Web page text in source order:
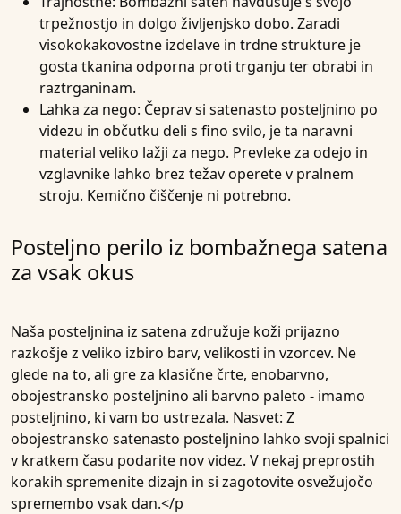
trpežnostjo in dolgo življenjsko dobo. Zaradi
visokokakovostne izdelave in trdne strukture je
gosta tkanina odporna proti trganju ter obrabi in
raztrganinam.
Lahka za nego: Čeprav si satenasto posteljnino po
videzu in občutku deli s fino svilo, je ta naravni
material veliko lažji za nego. Prevleke za odejo in
vzglavnike lahko brez težav operete v pralnem
stroju. Kemično čiščenje ni potrebno.
Posteljno perilo iz bombažnega satena
za vsak okus
Naša posteljnina iz satena združuje koži prijazno
razkošje z veliko izbiro barv, velikosti in vzorcev. Ne
glede na to, ali gre za klasične črte, enobarvno,
obojestransko posteljnino ali barvno paleto - imamo
posteljnino, ki vam bo ustrezala. Nasvet: Z
obojestransko satenasto posteljnino lahko svoji spalnici
v kratkem času podarite nov videz. V nekaj preprostih
korakih spremenite dizajn in si zagotovite osvežujočo
spremembo vsak dan.</p